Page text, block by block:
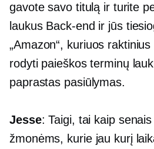
gavote savo titulą ir turite
laukus Back-end ir jūs
„Amazon“, kuriuos
rodyti paieškos terminų
paprastas pasiūlymas.
Jesse: Taigi, tai kaip
žmonėms, kurie jau kurį